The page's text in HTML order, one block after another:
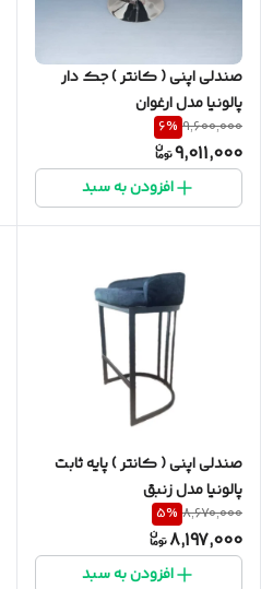
صندلی اپنی ( کانتر ) جک دار
پالونیا مدل ارغوان
9,600,000
6%
9,011,000
افزودن به سبد
صندلی اپنی ( کانتر ) پایه ثابت
پالونیا مدل زنبق
8,670,000
5%
8,197,000
افزودن به سبد